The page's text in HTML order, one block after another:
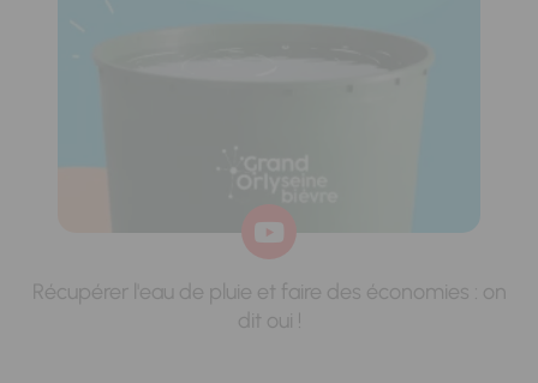
Récupérer l'eau de pluie et faire des économies : on
dit oui !